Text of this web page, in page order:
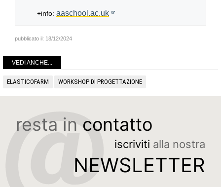
+info: aaschool.ac.uk
pubblicato il: 18/12/2024
VEDI ANCHE...
ELASTICOFARM WORKSHOP DI PROGETTAZIONE
resta in contatto
iscriviti alla nostra
NEWSLETTER